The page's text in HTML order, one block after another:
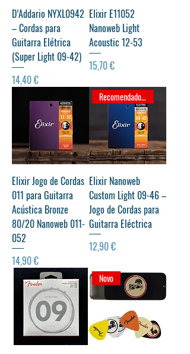
D’Addario NYXL0942
– Cordas para
Guitarra Elétrica
(Super Light 09-42)
Preço
14,40 €
Elixir E11052
Nanoweb Light
Acoustic 12-53
Preço
15,70 €
Elixir Jogo de Cordas
011 para Guitarra
Acústica Bronze
80/20 Nanoweb 011-
052
Preço
14,90 €
Recomendado p/ iniciantes
Elixir Nanoweb
Custom Light 09-46 –
Jogo de Cordas para
Guitarra Eléctrica
Preço
12,90 €
Novo